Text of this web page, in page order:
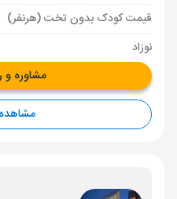
قیمت کودک بدون تخت (هرنفر)
نوزاد
مشاوره و